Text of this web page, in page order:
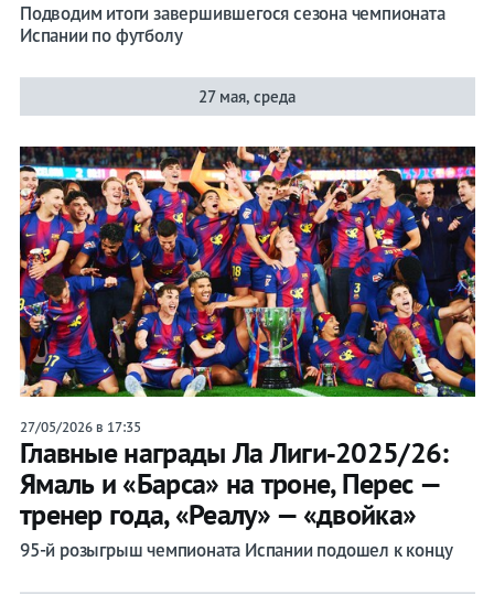
Подводим итоги завершившегося сезона чемпионата
Испании по футболу
27 мая, среда
27/05/2026 в 17:35
Главные награды Ла Лиги‑2025/26:
Ямаль и «Барса» на троне, Перес —
тренер года, «Реалу» — «двойка»
95-й розыгрыш чемпионата Испании подошел к концу